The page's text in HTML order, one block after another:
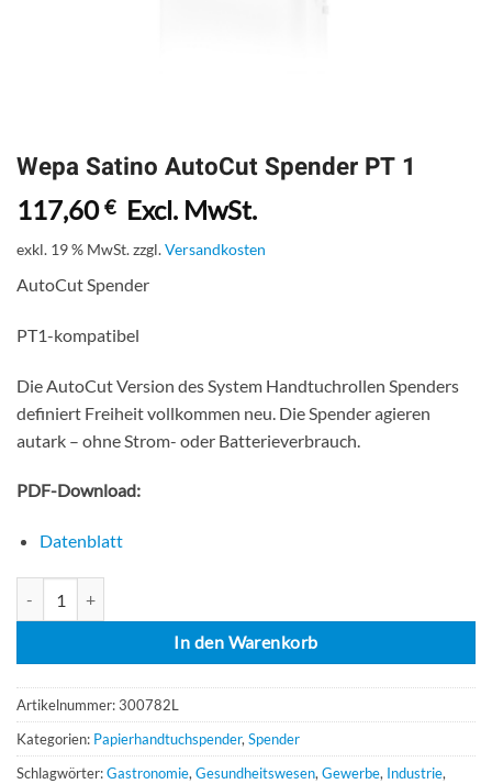
Wepa Satino AutoCut Spender PT 1
117,60€ Excl. MwSt.
exkl. 19 % MwSt.zzgl.Versandkosten
AutoCut Spender
PT1-kompatibel
Die AutoCut Version des System Handtuchrollen Spenders
definiert Freiheit vollkommen neu. Die Spender agieren
autark – ohne Strom- oder Batterieverbrauch.
PDF-Download:
Datenblatt
In den Warenkorb
Artikelnummer:300782L
Kategorien: Papierhandtuchspender, Spender
Schlagwörter:Gastronomie, Gesundheitswesen, Gewerbe, Industrie,